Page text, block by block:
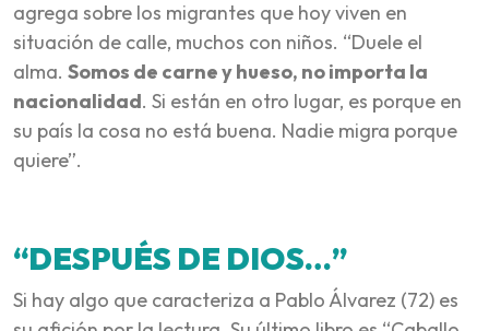
agrega sobre los migrantes que hoy viven en
situación de calle, muchos con niños. “Duele el
alma. Somos de carne y hueso, no importa la
nacionalidad. Si están en otro lugar, es porque en
su país la cosa no está buena. Nadie migra porque
quiere”.
“DESPUÉS DE DIOS…”
Si hay algo que caracteriza a Pablo Álvarez (72) es